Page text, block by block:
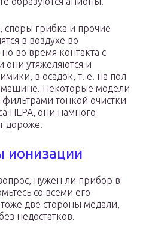
споры грибка и прочие
в воздухе во
во время контакта с
они утяжеляются и
в осадок, т. е. на пол
машине. Некоторые модели
тонкой очистки
HEPA, они намного
дороже.
ионизации
нужен ли прибор в
со всеми его
две стороны медали,
недостатков.